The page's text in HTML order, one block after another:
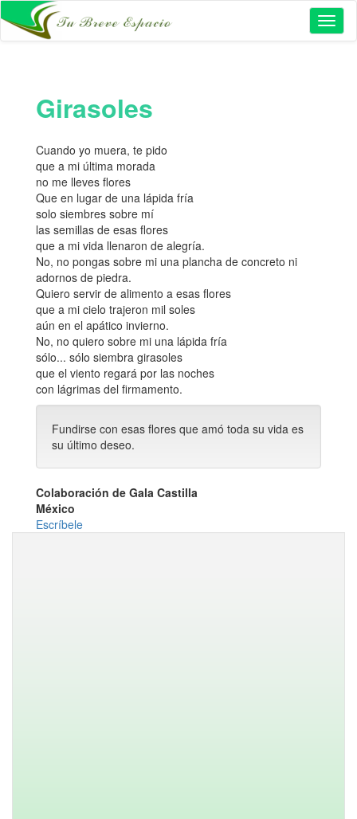
Girasoles
Cuando yo muera, te pido
que a mi última morada
no me lleves flores
Que en lugar de una lápida fría
solo siembres sobre mí
las semillas de esas flores
que a mi vida llenaron de alegría.
No, no pongas sobre mi una plancha de concreto ni
adornos de piedra.
Quiero servir de alimento a esas flores
que a mi cielo trajeron mil soles
aún en el apático invierno.
No, no quiero sobre mi una lápida fría
sólo... sólo siembra girasoles
que el viento regará por las noches
con lágrimas del firmamento.
Fundirse con esas flores que amó toda su vida es
su último deseo.
Colaboración de Gala Castilla
México
Escríbele